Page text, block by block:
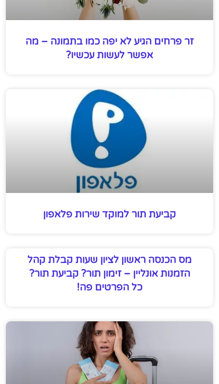
זר פרחים הגיע לא יפה כמו בתמונה – מה
אפשר לעשות עכשיו?
קביעת תור למוקד שירות פלאפון
מס הכנסה ראשון לציון שעות קבלת קהל
הזמנות אונליין – זימון תור? קביעת תור?
כל הפרטים פה!